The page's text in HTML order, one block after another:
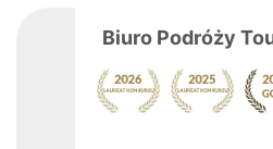
Biuro Podróży